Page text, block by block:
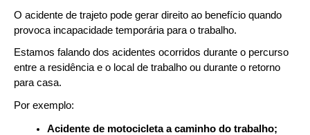
O acidente de trajeto pode gerar direito ao benefício quando
provoca incapacidade temporária para o trabalho.
Estamos falando dos acidentes ocorridos durante o percurso
entre a residência e o local de trabalho ou durante o retorno
para casa.
Por exemplo:
Acidente de motocicleta a caminho do trabalho;